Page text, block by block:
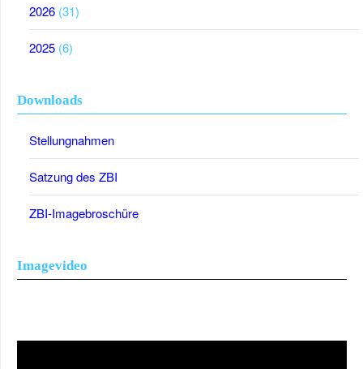
2026 (31)
2025 (6)
Downloads
Stellungnahmen
Satzung des ZBI
ZBI-Imagebroschüre
Imagevideo